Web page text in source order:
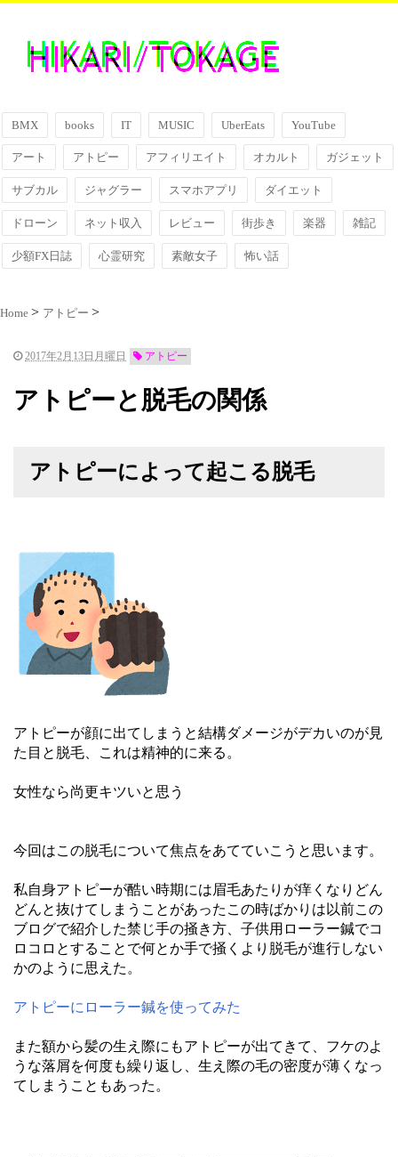
BMX books IT MUSIC UberEats YouTube
アート アトピー アフィリエイト オカルト ガジェット
サブカル ジャグラー スマホアプリ ダイエット
ドローン ネット収入 レビュー 街歩き 楽器 雑記
少額FX日誌 心霊研究 素敵女子 怖い話
Home アトピー
2017年2月13日月曜日 アトピー
アトピーと脱毛の関係
アトピーによって起こる脱毛
アトピーが顔に出てしまうと結構ダメージがデカいのが見
た目と脱毛、これは精神的に来る。
女性なら尚更キツいと思う
今回はこの脱毛について焦点をあてていこうと思います。
私自身アトピーが酷い時期には眉毛あたりが痒くなりどん
どんと抜けてしまうことがあったこの時ばかりは以前この
ブログで紹介した禁じ手の掻き方、子供用ローラー鍼でコ
ロコロとすることで何とか手で掻くより脱毛が進行しない
かのように思えた。
アトピーにローラー鍼を使ってみた
また額から髪の生え際にもアトピーが出てきて、フケのよ
うな落屑を何度も繰り返し、生え際の毛の密度が薄くなっ
てしまうこともあった。